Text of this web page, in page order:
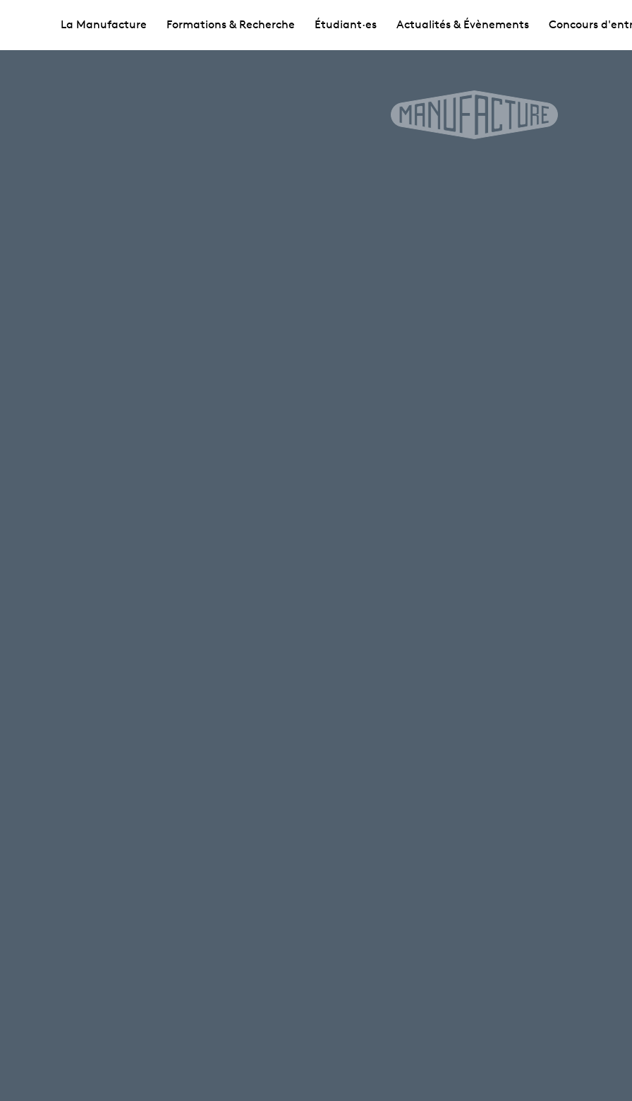
La Manufacture Formations & Recherche Étudiant·es Actualités & Évènements Concours